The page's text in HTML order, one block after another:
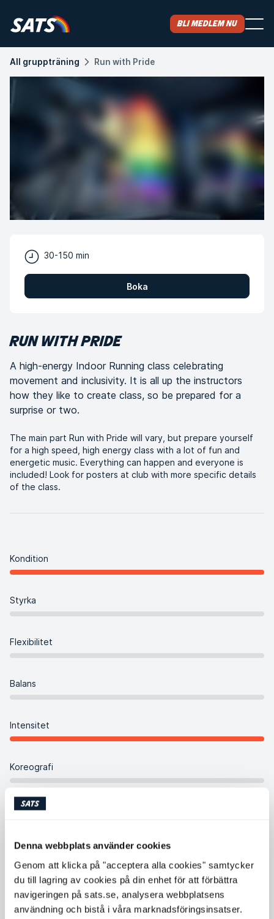
Denna webbplats använder cookies
Genom att klicka på "acceptera alla cookies" samtycker
du till lagring av cookies på din enhet för att förbättra
navigeringen på sats.se, analysera webbplatsens
användning och bistå i våra marknadsföringsinsatser.
Bli medlem nu
All gruppträning Run with Pride
30-150 min
Boka
RUN WITH PRIDE
A high-energy Indoor Running class celebrating
movement and inclusivity. It is all up the instructors
how they like to create class, so be prepared for a
surprise or two.
The main part Run with Pride will vary, but prepare yourself
for a high speed, high energy class with a lot of fun and
energetic music. Everything can happen and everyone is
included! Look for posters at club with more specific details
of the class.
Kondition
Styrka
Flexibilitet
Balans
Intensitet
Koreografi
Kompletterande gruppklasser